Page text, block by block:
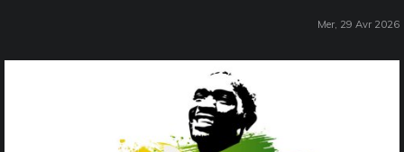
Mer, 29 Avr 2026